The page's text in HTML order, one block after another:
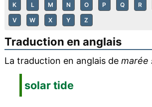
K L M N O P Q R
V W X Y Z
Traduction en anglais
La traduction en anglais de marée
solar tide